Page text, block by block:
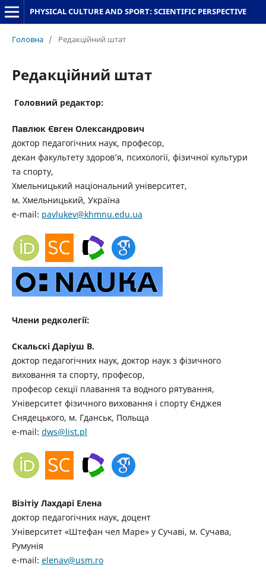
PHYSICAL CULTURE AND SPORT: SCIENTIFIC PERSPECTIVE
Головна / Редакційний штат
Редакційний штат
Головний редактор:
Павлюк Євген Олександрович
доктор педагогічних наук, професор,
декан факультету здоров’я, психології, фізичної культури
та спорту,
Хмельницький національний університет,
м. Хмельницький, Україна
e-mail: pavlukev@khmnu.edu.ua
Члени редколегії:
Скальскі Даріуш В.
доктор педагогічних наук, доктор наук з фізичного
виховання та спорту, професор,
професор секції плавання та водного рятування,
Університет фізичного виховання і спорту Єнджея
Снядецького, м. Гданськ, Польща
e-mail: dws@list.pl
Візітіу Лахдарі Елена
доктор педагогічних наук, доцент
Університет «Штефан чел Маре» у Сучаві, м. Сучава,
Румунія
e-mail: elenav@usm.ro